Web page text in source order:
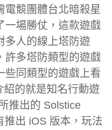
電競團體台北暗殺星
一場勝仗，這款遊戲
多人的線上塔防遊
許多塔防類型的遊戲
些同類型的遊戲上看
紹的就是知名行動遊
推出的 Solstice
推出 iOS 版本，玩法